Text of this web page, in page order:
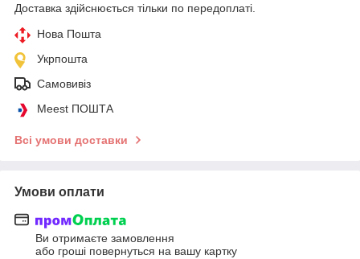
Доставка здійснюється тільки по передоплаті.
Нова Пошта
Укрпошта
Самовивіз
Meest ПОШТА
Всі умови доставки
Умови оплати
Ви отримаєте замовлення
або гроші повернуться на вашу картку